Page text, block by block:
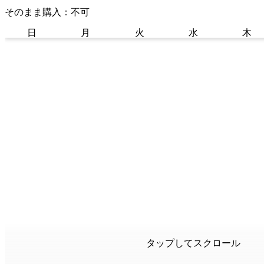
そのまま購入：不可
日 月 火 水 木
タップしてスクロール